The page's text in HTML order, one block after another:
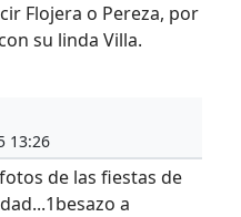
Flojera o Pereza, por
su linda Villa.
13:26
de las fiestas de
a